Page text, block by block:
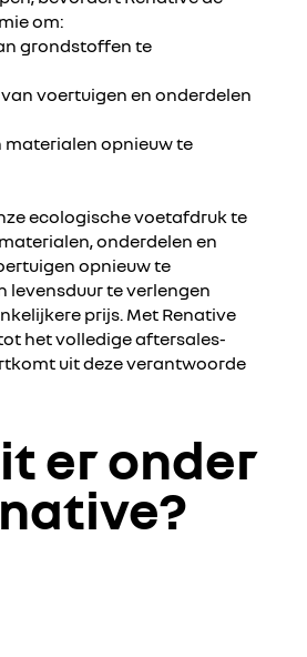
om:
grondstoffen te
voertuigen en onderdelen
materialen opnieuw te
ecologische voetafdruk te
onderdelen en
opnieuw te
levensduur te verlengen
prijs. Met Renative
het volledige aftersales-
uit deze verantwoorde
er onder